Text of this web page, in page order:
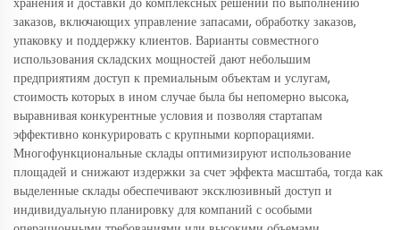
заказов, включающих управление запасами, обработку заказов,
упаковку и поддержку клиентов. Варианты совместного
использования складских мощностей дают небольшим
предприятиям доступ к премиальным объектам и услугам,
стоимость которых в ином случае была бы непомерно высока,
выравнивая конкурентные условия и позволяя стартапам
эффективно конкурировать с крупными корпорациями.
Многофункциональные склады оптимизируют использование
площадей и снижают издержки за счет эффекта масштаба, тогда как
выделенные склады обеспечивают эксклюзивный доступ и
индивидуальную планировку для компаний с особыми